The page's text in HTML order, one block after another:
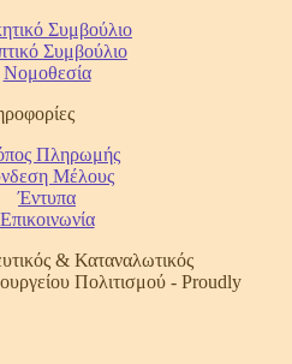
Συμβούλιο
Συμβούλιο
Νομοθεσία
Πληρωμής
Μέλους
Έντυπα
Επικοινωνία
& Καταναλωτικός
Πολιτισμού - Proudly